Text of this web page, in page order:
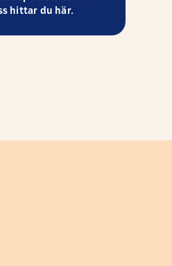
hittar du här.